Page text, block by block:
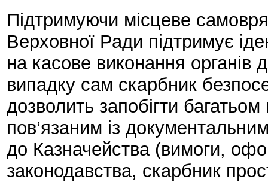
Підтримуючи місцеве
Верховної Ради підтримує
на касове виконання органів
випадку сам скарбник
дозволить запобігти
пов’язаним із
до Казначейства (вимоги,
законодавства, скарбник